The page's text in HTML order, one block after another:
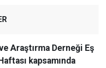
Araştırma Derneği Eş
kapsamında